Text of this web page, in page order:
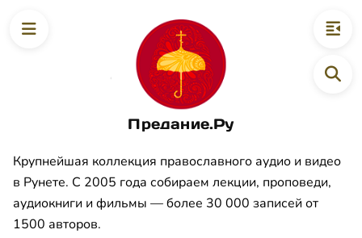
Предание.Ру
Крупнейшая коллекция православного аудио и видео
в Рунете. С 2005 года собираем лекции, проповеди,
аудиокниги и фильмы — более 30 000 записей от
1500 авторов.